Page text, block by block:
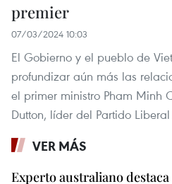
premier
07/03/2024 10:03
El Gobierno y el pueblo de
profundizar aún más las
el primer ministro Pham Minh
Dutton, líder del Partido
VER MÁS
Experto australiano destaca